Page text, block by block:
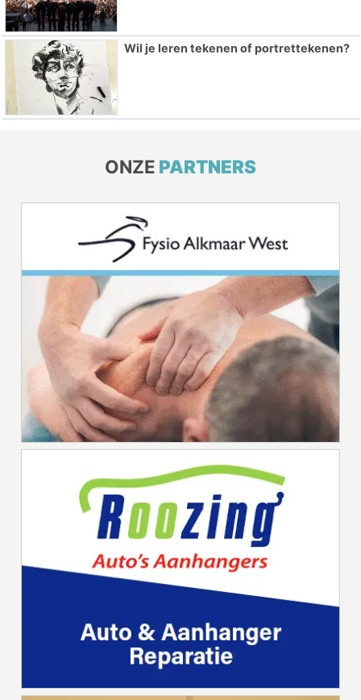
Wil je leren tekenen of portrettekenen?
ONZE PARTNERS